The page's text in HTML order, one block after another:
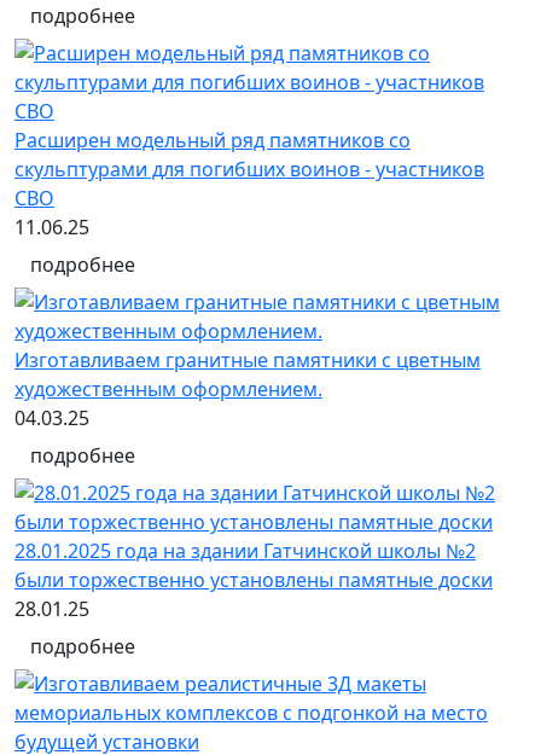
подробнее
Расширен модельный ряд памятников со
скульптурами для погибших воинов - участников
СВО
11.06.25
подробнее
Изготавливаем гранитные памятники с цветным
художественным оформлением.
04.03.25
подробнее
28.01.2025 года на здании Гатчинской школы №2
были торжественно установлены памятные доски
28.01.25
подробнее